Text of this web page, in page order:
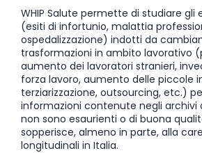
WHIP Salute permette di studiare
(esiti di infortunio, malattia
ospedalizzazione) indotti da
trasformazioni in ambito lavorativo
aumento dei lavoratori stranieri,
forza lavoro, aumento delle piccole
terziarizzazione, outsourcing, etc.)
informazioni contenute negli archivi
non sono esaurienti o di buona
sopperisce, almeno in parte, alla
longitudinali in Italia.